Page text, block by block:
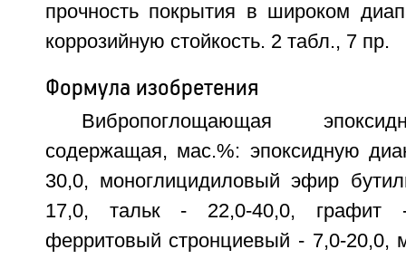
прочность покрытия в широком
коррозийную стойкость. 2 табл., 7 пр.
Формула изобретения
Вибропоглощающая
содержащая, мас.%: эпоксидную
30,0, моноглицидиловый эфир
17,0, тальк - 22,0-40,0, графит
ферритовый стронциевый - 7,0-20,0,